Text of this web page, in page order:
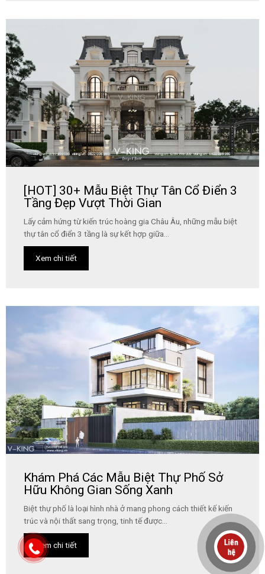
[HOT] 30+ Mẫu Biệt Thự Tân Cổ Điển 3
Tầng Đẹp Vượt Thời Gian
Lấy cảm hứng từ kiến trúc hoàng gia Châu Âu, những mẫu biệt
thự tân cổ điển 3 tầng là sự kết hợp giữa...
Xem chi tiết
Khám Phá Các Mẫu Biệt Thự Phố Sở
Hữu Không Gian Sống Xanh
Biệt thự phố là loại hình nhà ở mang phong cách thiết kế kiến
trúc và nội thất sang trọng, tinh tế được...
Xem chi tiết